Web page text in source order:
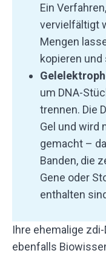
Ein
vervielfältigt
Mengen
kopieren
um DNA-
trennen. Die
Gel und wird
gemacht –
Banden, die
Gene oder
enthalten
Ihre ehemalige
ebenfalls